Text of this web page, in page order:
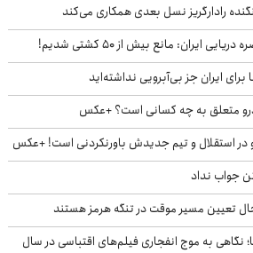
رادارگریز نسل بعدی همکاری می‌کند
ایران: مانع بیش از ۵۰ کشتی شدیم!
ایران جز بی‌آبرویی نداشته‌اید
متعلق به چه کسانی است؟ +عکس
استقلال و تیم جدیدش باورنکردنی است! +عکس
جواب نداد
تعیین مسیر موقت در تنگه هرمز هستند
نگاهی به موج انفجاری فیلم‌های اقتباسی در سال